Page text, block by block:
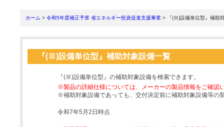
ホーム > 令和5年度補正予算 省エネルギー投資促進支援事業 > 『(Ⅲ)設備単位型』補助
『(Ⅲ)設備単位型』補助対象設備一覧
『(Ⅲ)設備単位型』の補助対象設備を検索できます。
※製品の詳細仕様については、メーカーの製品情報をご確認
※補助対象設備であっても、交付決定前に補助対象設備等の
令和7年5月2日時点